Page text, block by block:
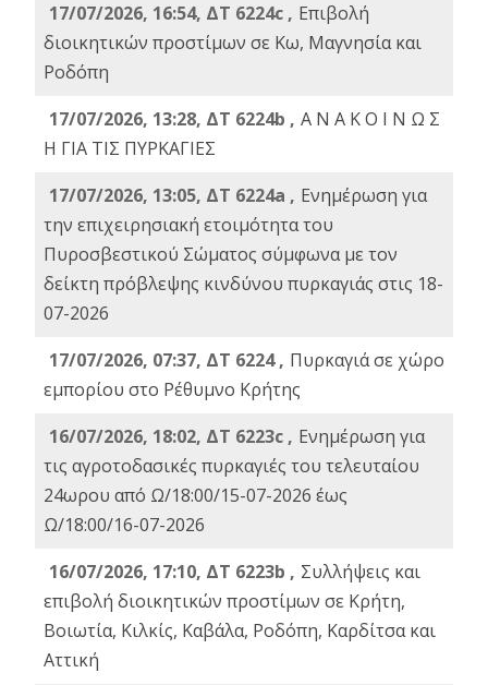
17/07/2026, 16:54, ΔΤ 6224c , Επιβολή
διοικητικών προστίμων σε Κω, Μαγνησία και
Ροδόπη
17/07/2026, 13:28, ΔΤ 6224b , Α Ν Α Κ Ο Ι Ν Ω Σ
Η ΓΙΑ ΤΙΣ ΠΥΡΚΑΓΙΕΣ
17/07/2026, 13:05, ΔΤ 6224a , Ενημέρωση για
την επιχειρησιακή ετοιμότητα του
Πυροσβεστικού Σώματος σύμφωνα με τον
δείκτη πρόβλεψης κινδύνου πυρκαγιάς στις 18-
07-2026
17/07/2026, 07:37, ΔΤ 6224 , Πυρκαγιά σε χώρο
εμπορίου στο Ρέθυμνο Κρήτης
16/07/2026, 18:02, ΔΤ 6223c , Ενημέρωση για
τις αγροτοδασικές πυρκαγιές του τελευταίου
24ωρου από Ω/18:00/15-07-2026 έως
Ω/18:00/16-07-2026
16/07/2026, 17:10, ΔΤ 6223b , Συλλήψεις και
επιβολή διοικητικών προστίμων σε Κρήτη,
Βοιωτία, Κιλκίς, Καβάλα, Ροδόπη, Καρδίτσα και
Αττική